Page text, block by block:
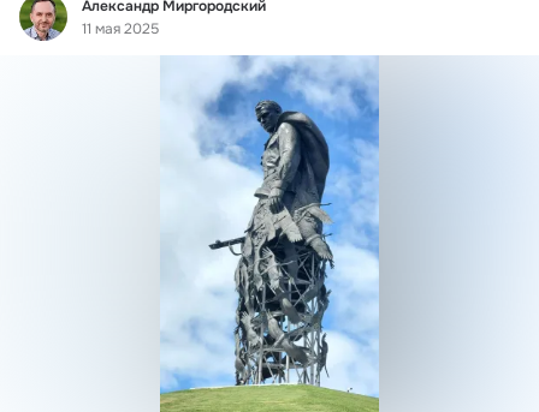
Александр Миргородский
11 мая 2025